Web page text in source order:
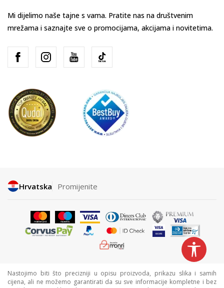
Mi dijelimo naše tajne s vama. Pratite nas na društvenim
mrežama i saznajte sve o promocijama, akcijama i novitetima.
Hrvatska Promijenite
Nastojimo biti što precizniji u opisu proizvoda, prikazu slika i samih
cijena, ali ne možemo garantirati da su sve informacije kompletne i bez